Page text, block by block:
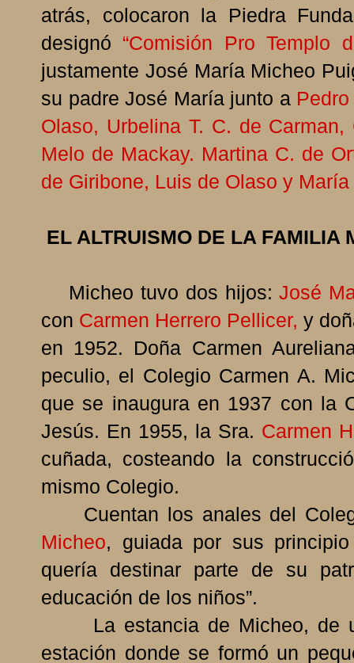
atrás, colocaron la Piedra
designó “Comisión Pro Templo
justamente José María Micheo
su padre José María junto a
Olaso, Urbelina T. C. de
Melo de Mackay. Martina C. de
de Giribone, Luis de Olaso y
EL ALTRUISMO DE LA FAMILIA
Micheo tuvo dos hijos:José
con Carmen Herrero Pellicer, y
en 1952. Doña Carmen
peculio, el Colegio Carmen A.
que se inaugura en 1937 con la
Jesús. En 1955, la Sra. Carmen
cuñada, costeando la
mismo Colegio.
Cuentan los anales del
Micheo, guiada por sus
quería destinar parte de su
educación de los niños”.
La estancia de Micheo, de
estación donde se formó un